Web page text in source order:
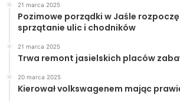
21 marca 2025
Pozimowe porządki w Jaśle
sprzątanie ulic i chodników
21 marca 2025
Trwa remont jasielskich placów
20 marca 2025
Kierował volkswagenem mając